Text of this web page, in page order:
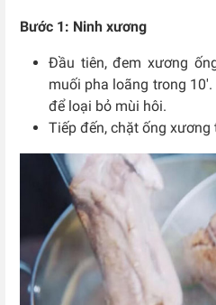
Bước 1: Ninh xương
Đầu tiên, đem xương
muối pha loãng trong
để loại bỏ mùi hôi.
Tiếp đến, chặt ống